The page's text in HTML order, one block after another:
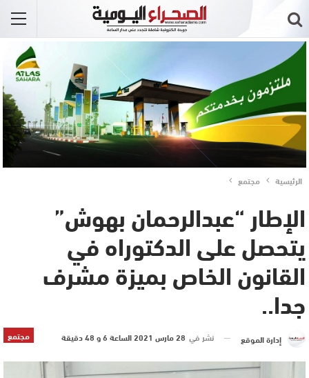
الرئيسية مجتمع
الإطار “عبدالرحمان بهوش”
يتحصل على الدكتوراه في
القانون الخاص بميزة مشرف
جدا..
مجتمع إدارة الموقع نشر في 28 مارس 2021 الساعة 6 و 48 دقيقة